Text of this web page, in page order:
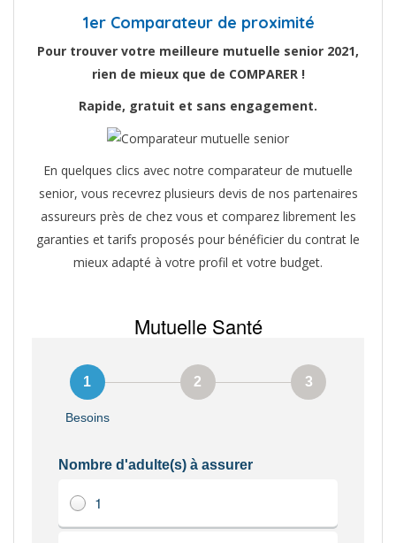
1er Comparateur de proximité
Pour trouver votre meilleure mutuelle senior 2021,
rien de mieux que de COMPARER !
Rapide, gratuit et sans engagement.
En quelques clics avec notre comparateur de mutuelle
senior, vous recevrez plusieurs devis de nos partenaires
assureurs près de chez vous et comparez librement les
garanties et tarifs proposés pour bénéficier du contrat le
mieux adapté à votre profil et votre budget.